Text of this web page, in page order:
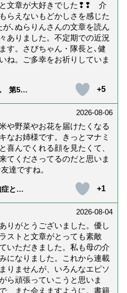
と文章が大好きでした❢❢ 介
らえないもどかしさを感じた
が､ぬらりんさんの文章を読ん
ありました。不定期での近況
す。さびちゃん・隊長と､健
ね。ご多幸をお祈りしていま
第500
+5
2026-08-06
や野菜やお花を届けたくなる
なお姉様です。きっとマナミ
喜んでくれる顔を見たくて、
てくださってるのだと思いま
達ですね。
症と介
+1
2026-08-04
りがとうございました。優し
ストと文章がとっても素敵
いただきました。私も母の介
になりました。これから連載
りませんが、いろんなエピソ
ら頑張っていこうと思いま
、また会えますように。書籍